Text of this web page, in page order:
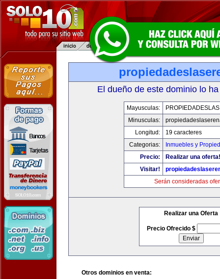
El dueño de este dominio lo
Mayusculas:
Minusculas:
Longitud:
19 caracteres
Categorias:
Inmuebles y
Precio:
Realizar una oferta!
Visitar!
Serán consideradas
Realizar una Oferta
Precio Ofrecido $
Otros dominios en venta: